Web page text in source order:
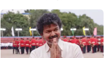
அரங்கேற்றுகிறார் முதலமைச்சர் -
திமுக ஐடி விங்..!!